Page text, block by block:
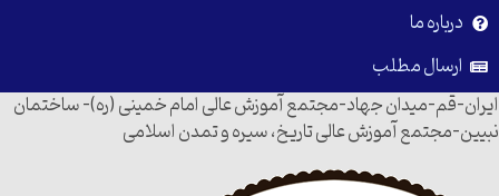
درباره ما
ارسال مطلب
ایران-قم-میدان جهاد-مجتمع آموزش عالی امام خمینی (ره)- ساختمان
نبیین-مجتمع آموزش عالی تاریخ، سیره و تمدن اسلامی